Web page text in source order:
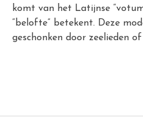
komt van het Latijnse
“belofte” betekent. Deze
geschonken door zeelieden of